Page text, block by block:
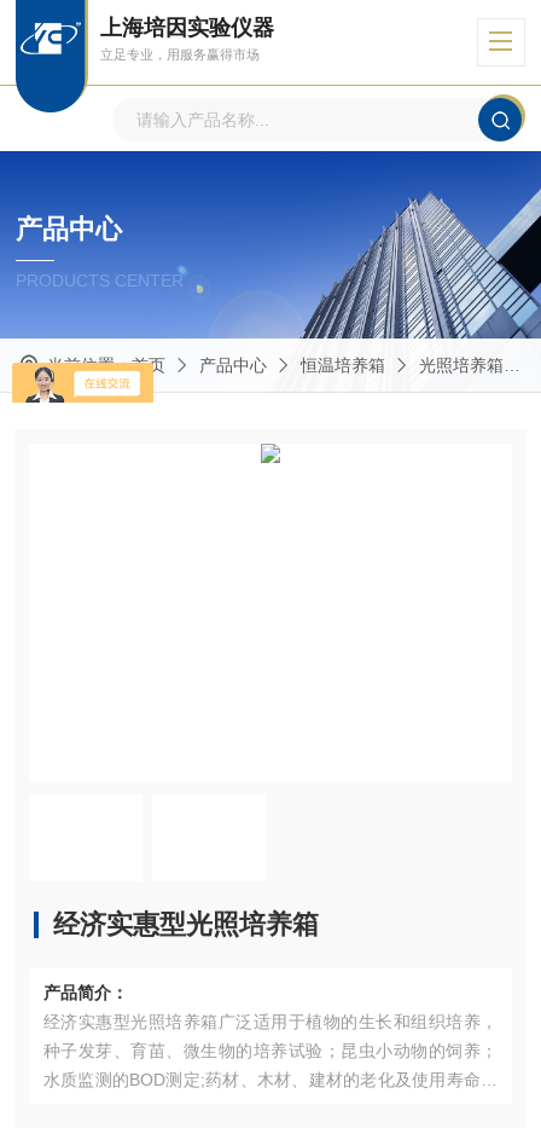
上海培因实验仪器
立足专业，用服务赢得市场
产品中心
PRODUCTS CENTER
当前位置：首页 产品中心 恒温培养箱 光照培养箱
经济实惠型光照培养箱
产品简介：
经济实惠型光照培养箱广泛适用于植物的生长和组织培养，
种子发芽、育苗、微生物的培养试验；昆虫小动物的饲养；
水质监测的BOD测定;药材、木材、建材的老化及使用寿命测